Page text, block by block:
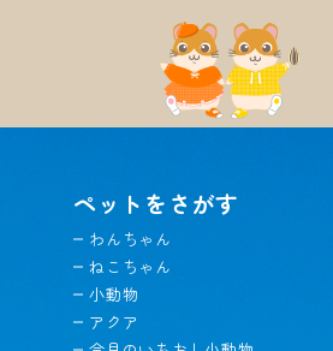
ペットをさがす
わんちゃん
ねこちゃん
小動物
アクア